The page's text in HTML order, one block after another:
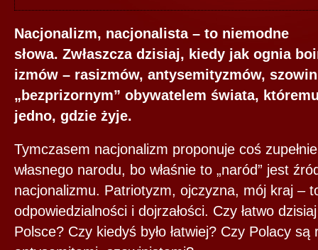
Nacjonalizm, nacjonalista – to niemodne
słowa. Zwłaszcza dzisiaj, kiedy jak ognia
izmów – rasizmów, antysemityzmów,
„bezprizornym” obywatelem świata,
jedno, gdzie żyje.
Tymczasem nacjonalizm proponuje coś
własnego narodu, bo właśnie to „naród” jest
nacjonalizmu. Patriotyzm, ojczyzna, mój kraj –
odpowiedzialności i dojrzałości. Czy łatwo
Polsce? Czy kiedyś było łatwiej? Czy Polacy są